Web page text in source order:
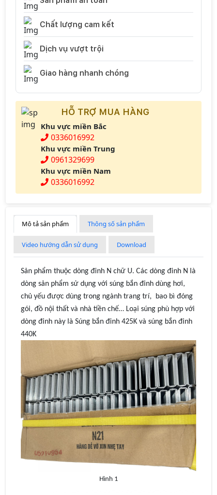
Chất lượng cam kết
Dịch vụ vượt trội
Giao hàng nhanh chóng
HỖ TRỢ MUA HÀNG
Khu vực miền Bắc
0336016992
Khu vực miền Trung
0961329699
Khu vực miền Nam
0336016992
Mô tả sản phẩm Thông số sản phẩm
Video hướng dẫn sử dụng Download
Sản phẩm thuộc dòng đinh N chữ U. Các dòng đinh N là
dòng sản phẩm sử dụng với súng bắn đinh dùng hơi,
chủ yếu được dùng trong ngành trang trí, bao bì đóng
gói, đồ nội thất và nhà tiền chế… Loại súng phù hợp với
dòng đinh này là Súng bắn đinh 425K và súng bắn đinh
440K
Hình 1